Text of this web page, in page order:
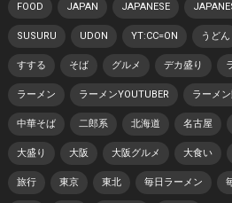
FOOD JAPAN JAPANESE
SUSURU UDON YT:CC=ON うどん
すする そば グルメ デカ盛り
ラーメン ラーメンYOUTUBER ラーメ
中華そば 二郎系 北海道 名古屋
大盛り 大阪 大阪グルメ 大食い
旅行 東京 東北 毎日ラーメン